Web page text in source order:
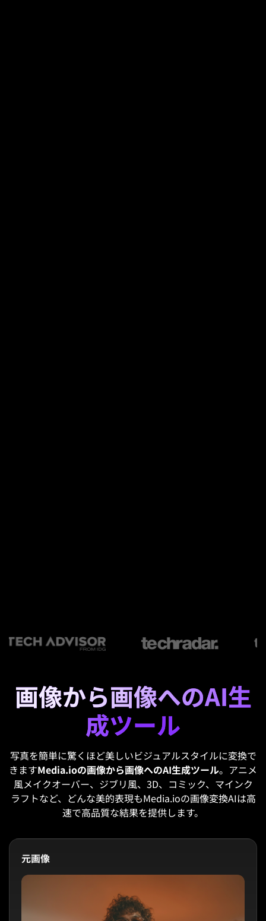
画像から画像へのAI生
成ツール
写真を簡単に驚くほど美しいビジュアルスタイルに変換で
きますMedia.ioの画像から画像へのAI生成ツール。アニメ
風メイクオーバー、ジブリ風、3D、コミック、マインク
ラフトなど、どんな美的表現もMedia.ioの画像変換AIは高
速で高品質な結果を提供します。
元画像